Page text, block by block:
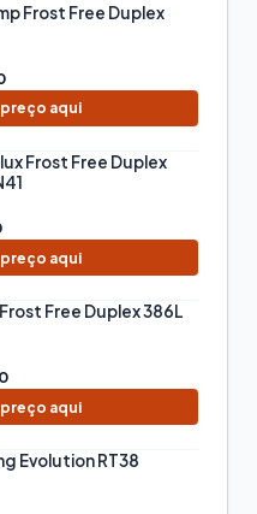
Frost Free Duplex
preço aqui
Frost Free Duplex
preço aqui
Free Duplex 386L
preço aqui
Evolution RT38